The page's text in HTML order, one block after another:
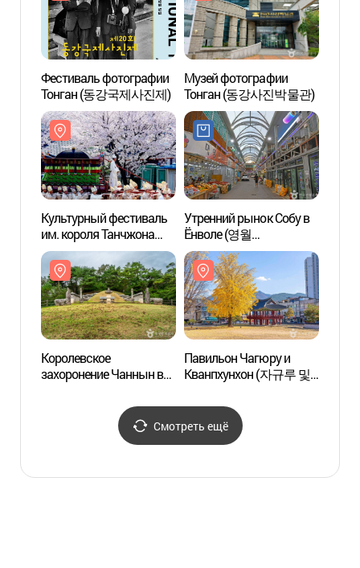
Фестиваль фотографии
Тонган (동강국제사진제)
Музей фотографии
Тонган (동강사진박물관)
Культурный фестиваль
им. короля Танчжона
(단종문화제)
Утренний рынок Собу в
Ёнволе (영월
서부아침시장)
Королевское
захоронение Чаннын в
[Всемирное наследие
ЮНЕСКО] (영월 장릉
(단종) [유네스코
Павильон Чагюру и
Кванпхунхон (자규루 및
Смотреть ещё